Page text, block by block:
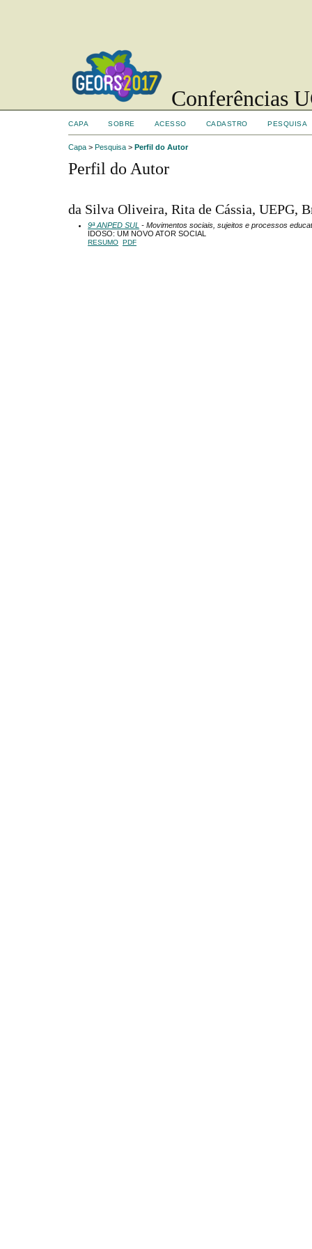
Conferências
CAPA SOBRE ACESSO CADASTRO PESQUISA
Capa > Pesquisa > Perfil do Autor
Perfil do Autor
da Silva Oliveira, Rita de Cássia, UEPG,
9ª ANPED SUL - Movimentos sociais, sujeitos e processos
IDOSO: UM NOVO ATOR SOCIAL
RESUMO PDF